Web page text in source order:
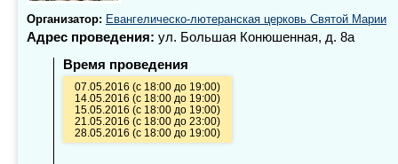
Организатор: Евангелическо-лютеранская церковь Святой Марии
Адрес проведения: ул. Большая Конюшенная, д. 8а
Время проведения
07.05.2016 (с 18:00 до 19:00)
14.05.2016 (с 18:00 до 19:00)
15.05.2016 (с 18:00 до 19:00)
21.05.2016 (с 18:00 до 23:00)
28.05.2016 (с 18:00 до 19:00)